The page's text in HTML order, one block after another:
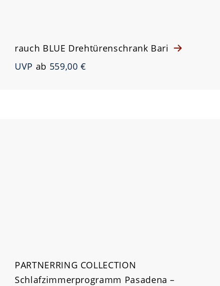
rauch BLUE Drehtürenschrank Bari
UVP ab 559,00 €
PARTNERRING COLLECTION
Schlafzimmerprogramm Pasadena –